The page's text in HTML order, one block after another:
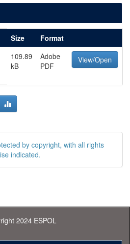
Size
Format
109.89
kB
Adobe
PDF
View/Open
by copyright, with all rights
indicated.
2024 ESPOL